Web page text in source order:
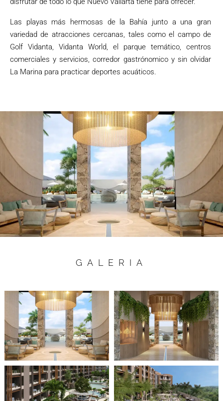
Las playas más hermosas de la Bahía junto a una gran
variedad de atracciones cercanas, tales como el campo de
Golf Vidanta, Vidanta World, el parque temático, centros
comerciales y servicios, corredor gastrónomico y sin olvidar
La Marina para practicar deportes acuáticos.
GALERIA